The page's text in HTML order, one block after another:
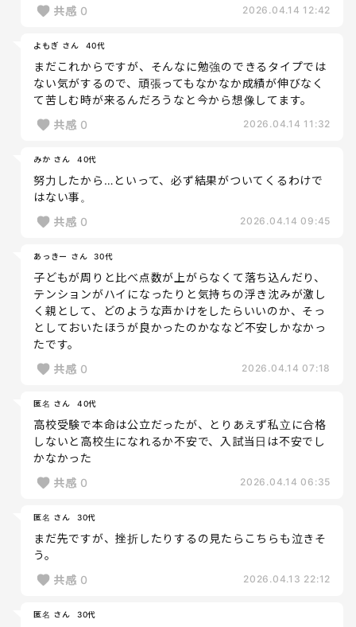
共感 0 2026.04.14 12:42
よもぎ さん 40代
まだこれからですが、そんなに勉強のできるタイプでは
ない気がするので、頑張ってもなかなか成績が伸びなく
て苦しむ時が来るんだろうなと今から想像してます。
共感 0 2026.04.14 11:32
みか さん 40代
努力したから…といって、必ず結果がついてくるわけで
はない事。
共感 0 2026.04.14 09:45
あっきー さん 30代
子どもが周りと比べ点数が上がらなくて落ち込んだり、
テンションがハイになったりと気持ちの浮き沈みが激し
く親として、どのような声かけをしたらいいのか、そっ
としておいたほうが良かったのかななど不安しかなかっ
たです。
共感 0 2026.04.14 07:18
匿名 さん 40代
高校受験で本命は公立だったが、とりあえず私立に合格
しないと高校生になれるか不安で、入試当日は不安でし
かなかった
共感 0 2026.04.14 06:35
匿名 さん 30代
まだ先ですが、挫折したりするの見たらこちらも泣きそ
う。
共感 0 2026.04.13 22:12
匿名 さん 30代